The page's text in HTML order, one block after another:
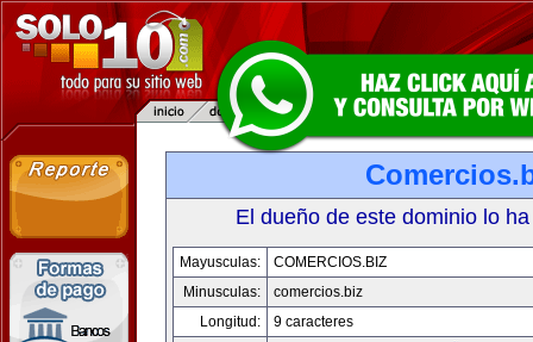
El dueño de este dominio lo
Mayusculas:
COMERCIOS.BIZ
Minusculas:
comercios.biz
Longitud:
9 caracteres